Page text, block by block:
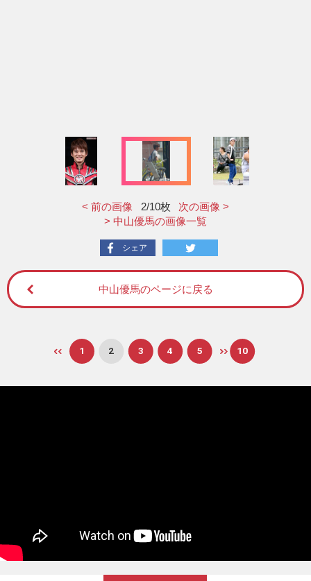
< 前の画像 2/10枚
次の画像 >
> 中山優馬の画像一覧
シェア
中山優馬のページに戻る
1 2 3 4 5 10